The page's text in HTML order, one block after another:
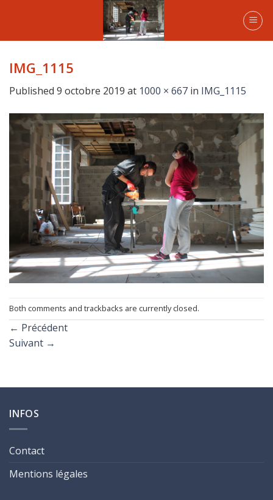
content
IMG_1115
Published 9 octobre 2019 at 1000 × 667 in IMG_1115
Both comments and trackbacks are currently closed.
← Précédent
Suivant →
INFOS
Contact
Mentions légales